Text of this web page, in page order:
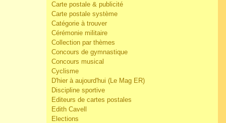
Carte postale & publicité
Carte postale système
Catégorie à trouver
Cérémonie militaire
Collection par thèmes
Concours de gymnastique
Concours musical
Cyclisme
D'hier à aujourd'hui (Le Mag ER)
Discipline sportive
Editeurs de cartes postales
Edith Cavell
Elections